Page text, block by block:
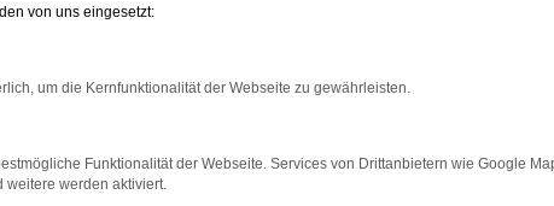
8:00 bis 12:30 Uhr
08:00 bis 15:00 Uhr
von uns eingesetzt:
um die Kernfunktionalität der Webseite zu gewährleisten.
Funktionalität der Webseite. Services von Drittanbietern wie Google
weitere werden aktiviert.